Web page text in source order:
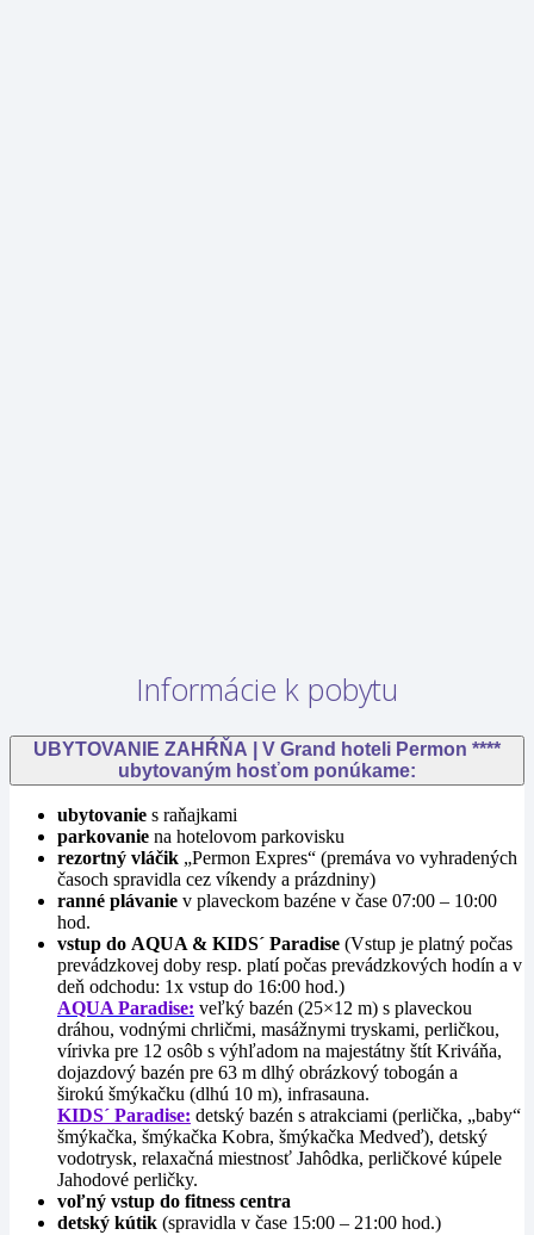
Informácie k pobytu
UBYTOVANIE ZAHŔŇA | V Grand hoteli Permon ****
ubytovaným hosťom ponúkame:
ubytovanie s raňajkami
parkovanie na hotelovom parkovisku
rezortný vláčik „Permon Expres“ (premáva vo vyhradených
časoch spravidla cez víkendy a prázdniny)
ranné plávanie v plaveckom bazéne v čase 07:00 – 10:00
hod.
vstup do AQUA & KIDS´ Paradise (Vstup je platný počas
prevádzkovej doby resp. platí počas prevádzkových hodín a v
deň odchodu: 1x vstup do 16:00 hod.)
AQUA Paradise: veľký bazén (25×12 m) s plaveckou
dráhou, vodnými chrličmi, masážnymi tryskami, perličkou,
vírivka pre 12 osôb s výhľadom na majestátny štít Kriváňa,
dojazdový bazén pre 63 m dlhý obrázkový tobogán a
širokú šmýkačku (dlhú 10 m), infrasauna.
KIDS´ Paradise: detský bazén s atrakciami (perlička, „baby“
šmýkačka, šmýkačka Kobra, šmýkačka Medveď), detský
vodotrysk, relaxačná miestnosť Jahôdka, perličkové kúpele
Jahodové perličky.
voľný vstup do fitness centra
detský kútik (spravidla v čase 15:00 – 21:00 hod.)